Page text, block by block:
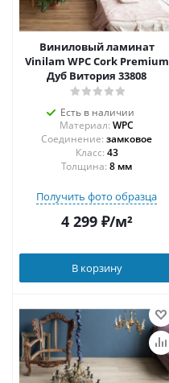
Виниловый ламинат
Vinilam WPC Cork Premium
Дуб Витория 33808
Есть в наличии
Материал: WPC
Соединение: замковое
43
Толщина: 8 мм
Получить фото образца
4 299₽/м²
В корзину